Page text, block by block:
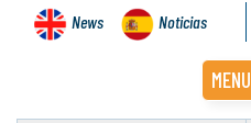
News Noticias
MENU